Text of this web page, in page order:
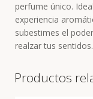
perfume único.
experiencia
subestimes el
realzar tus sentidos.
Productos